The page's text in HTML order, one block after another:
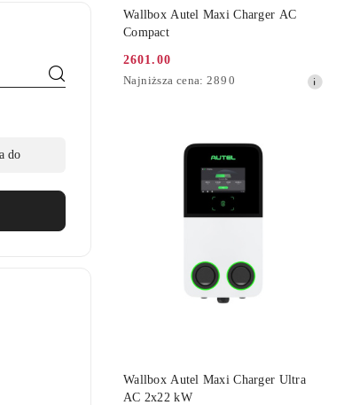
Wallbox Autel Maxi Charger AC
Compact
Cena
promocyjna:
2601.00
Najniższa
Najniższa cena: 2890
DO KOSZYKA
Wallbox Autel Maxi Charger Ultra
AC 2x22 kW
DO KOSZYKA